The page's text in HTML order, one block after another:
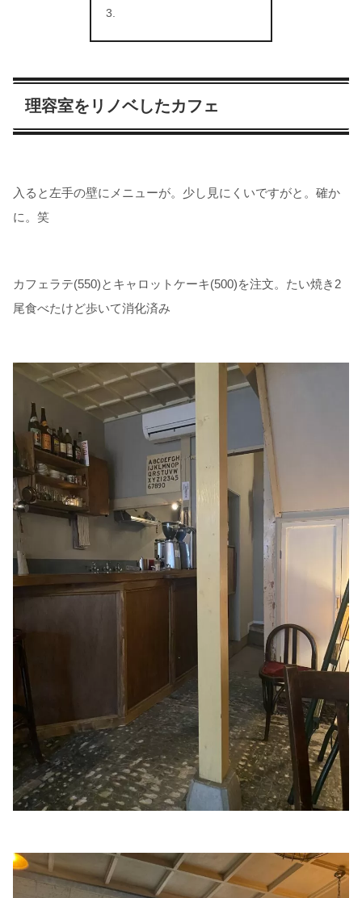
理容室をリノベしたカフェ
入ると左手の壁にメニューが。少し見にくいですがと。確か
に。笑
カフェラテ(550)とキャロットケーキ(500)を注文。たい焼き2
尾食べたけど歩いて消化済み